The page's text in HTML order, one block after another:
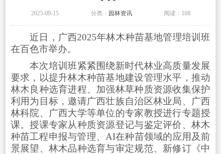
2025-09-15 分类： 园林资讯 阅读：108
近日，广西2025年林木种苗基地管理培训班
在百色市举办。
本次培训班紧紧围绕新时代林业高质量发展
要求，以提升林木种苗基地建设管理水平，推动
林木良种选育进程、加强林草种质资源收集保护
利用为目标，邀请广西壮族自治区林业局、广西
林科院、广西大学等单位的专家教授进行专题授
课。授课专家从种质资源登记与鉴定评价、林木
种苗工程申报与管理、AI在种苗领域的应用及前
景展望、林木品种选育与审定规范、新修订《中